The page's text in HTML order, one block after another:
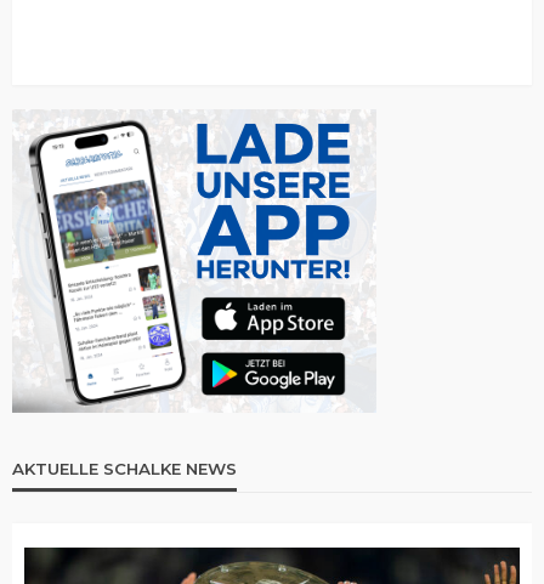
AKTUELLE SCHALKE NEWS